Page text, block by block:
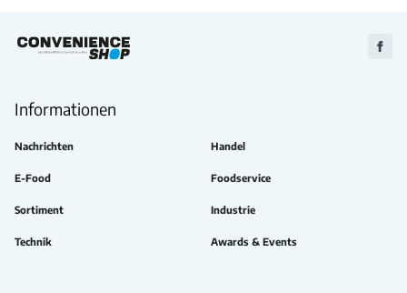
Zu
Informationen
Nachrichten Handel
E-Food Foodservice
Sortiment Industrie
Technik Awards & Events